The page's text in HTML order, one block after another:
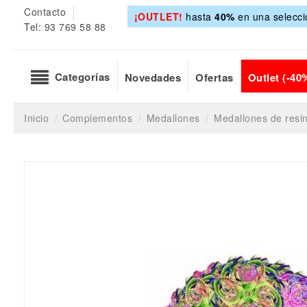
Contacto
Tel: 93 769 58 88
¡OUTLET! hasta 40% en una
Categorías Novedades Ofertas Outlet (-
Inicio Complementos Medallones Medallones de